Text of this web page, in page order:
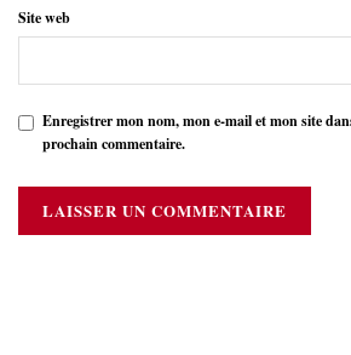
Site web
Enregistrer mon nom, mon e-mail et mon site
prochain commentaire.